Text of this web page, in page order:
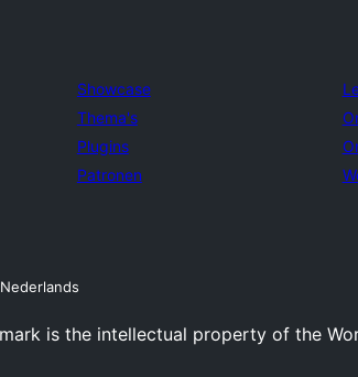
Showcase
Thema's
Plugins
Patronen
Nederlands
is the intellectual property of the